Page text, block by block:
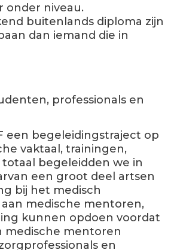
onder niveau.
buitenlands diploma zijn
dan iemand die in
professionals en
een begeleidingstraject op
vaktaal, trainingen,
totaal begeleidden we in
een groot deel artsen
bij het medisch
medische mentoren,
kunnen opdoen voordat
medische mentoren
en